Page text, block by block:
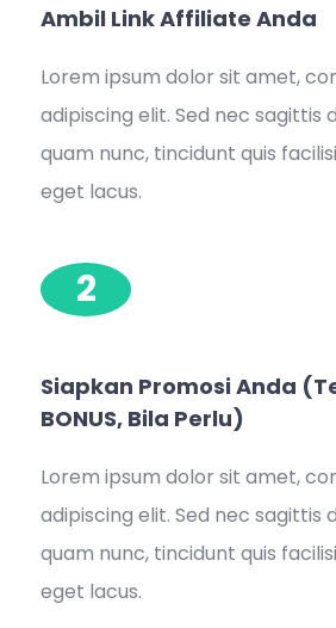
Ambil Link Affiliate Anda
Lorem ipsum dolor sit amet,
adipiscing elit. Sed nec sagittis
quam nunc, tincidunt quis
eget lacus.
2
Siapkan Promosi Anda
BONUS, Bila Perlu)
Lorem ipsum dolor sit amet,
adipiscing elit. Sed nec sagittis
quam nunc, tincidunt quis
eget lacus.